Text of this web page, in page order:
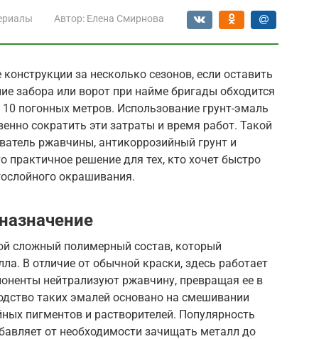
Автор: Елена Смирнова
за несколько сезонов, если оставить
забора или ворот при найме бригады обходится
погонных метров. Использование грунт-эмаль
сократить эти затраты и время работ. Такой
ржавчины, антикоррозийный грунт и
решение для тех, кто хочет быстро
окрашивания.
сложный полимерный состав, который
В отличие от обычной краски, здесь работает
нейтрализуют ржавчину, превращая ее в
таких эмалей основано на смешивании
пигментов и растворителей. Популярность
от необходимости зачищать металл до